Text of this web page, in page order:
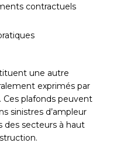
contractuels
une autre
exprimés par
Ces plafonds peuvent
sinistres d’ampleur
des secteurs à haut